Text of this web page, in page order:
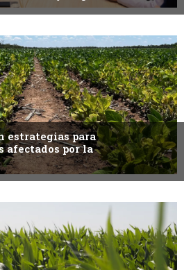
estrategias para
afectados por la